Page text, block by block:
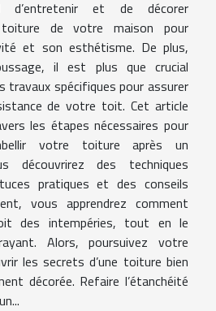
et de décorer
de votre maison pour
et son esthétisme. De plus,
il est plus que crucial
travaux spécifiques pour assurer
de votre toit. Cet article
les étapes nécessaires pour
votre toiture après un
découvrirez des techniques
pratiques et des conseils
vous apprendrez comment
des intempéries, tout en le
Alors, poursuivez votre
les secrets d’une toiture bien
décorée. Refaire l’étanchéité